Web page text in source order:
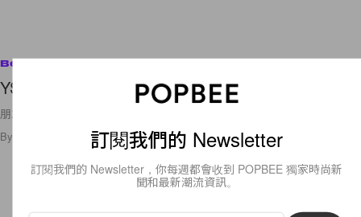
Beauty
YSL 2009 Holiday Collection
朋友都說，買化妝品，聖誕節是最好的時候。因為往往他們的Christmas
By 2009年11月26日
訂閱我們的 Newsletter
訂閱我們的 Newsletter，你每週都會收到 POPBEE 獨家時尚新
聞和最新潮流資訊。